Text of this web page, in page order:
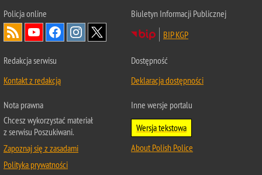
Policjaonline
Biuletyn Informacji Publicznej
BIP KGP
Redakcja serwisu
Kontakt z redakcją
Dostępność
Deklaracja dostępności
Nota prawna
Chcesz wykorzystać materiał
z serwisu Poszukiwani.
Zapoznaj się z zasadami
Polityka prywatności
Inne wersje portalu
Wersja tekstowa
About Polish Police